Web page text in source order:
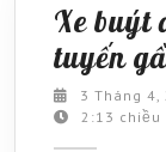
Xe buýt
tuyến
3 Tháng 4,
2:13 chiều